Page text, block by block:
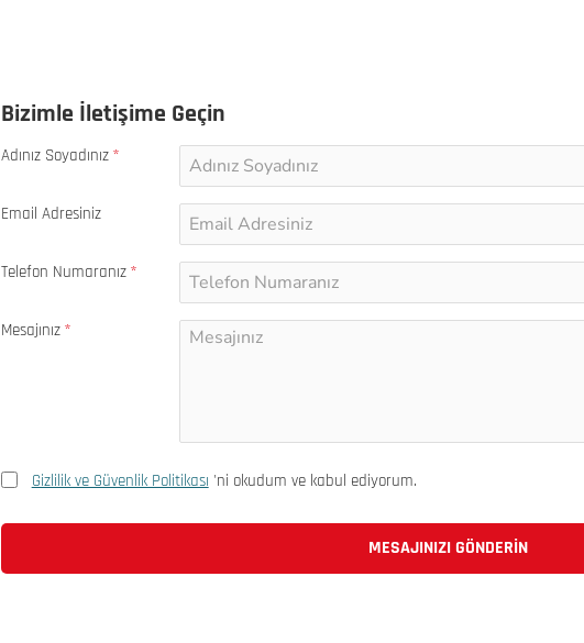
Bizimle İletişime Geçin
Adınız Soyadınız
Email Adresiniz
Telefon Numaranız
Mesajınız
Gizlilik ve Güvenlik Politikası 'ni okudum ve kabul ediyorum.
MESAJINIZI GÖNDERIN